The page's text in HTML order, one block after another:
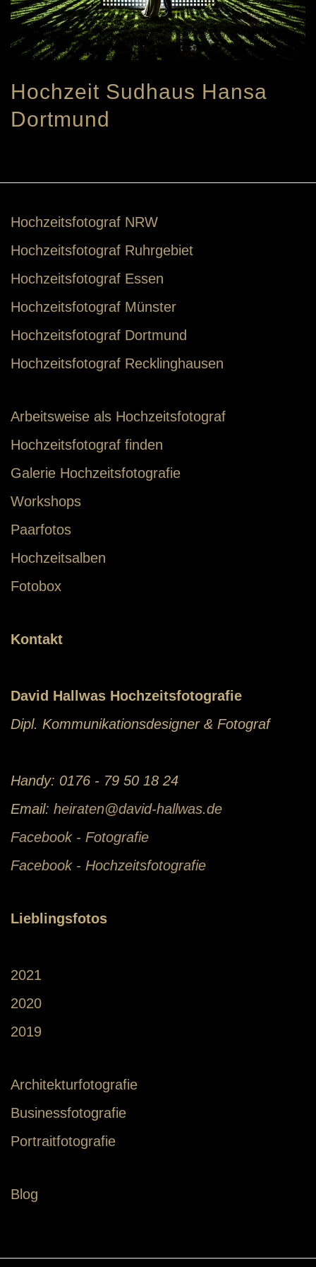
Hochzeit Sudhaus Hansa
Dortmund
Hochzeitsfotograf NRW
Hochzeitsfotograf Ruhrgebiet
Hochzeitsfotograf Essen
Hochzeitsfotograf Münster
Hochzeitsfotograf Dortmund
Hochzeitsfotograf Recklinghausen
Arbeitsweise als Hochzeitsfotograf
Hochzeitsfotograf finden
Galerie Hochzeitsfotografie
Workshops
Paarfotos
Hochzeitsalben
Fotobox
Kontakt
David Hallwas Hochzeitsfotografie
Dipl. Kommunikationsdesigner & Fotograf
Handy: 0176 - 79 50 18 24
Email: heiraten@david-hallwas.de
Facebook - Fotografie
Facebook - Hochzeitsfotografie
Lieblingsfotos
2021
2020
2019
Architekturfotografie
Businessfotografie
Portraitfotografie
Blog